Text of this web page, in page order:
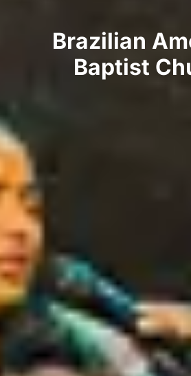
Brazilian
Baptist